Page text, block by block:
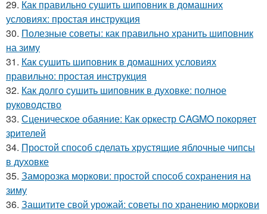
29. Как правильно сушить шиповник в домашних
условиях: простая инструкция
30. Полезные советы: как правильно хранить шиповник
на зиму
31. Как сушить шиповник в домашних условиях
правильно: простая инструкция
32. Как долго сушить шиповник в духовке: полное
руководство
33. Сценическое обаяние: Как оркестр CAGMO покоряет
зрителей
34. Простой способ сделать хрустящие яблочные чипсы
в духовке
35. Заморозка моркови: простой способ сохранения на
зиму
36. Защитите свой урожай: советы по хранению моркови